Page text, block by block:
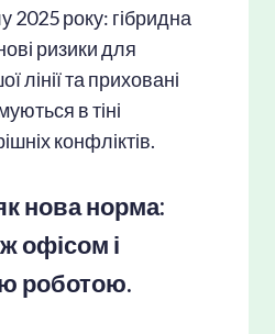
2025 року: гібридна
ризики для
лінії та приховані
в тіні
конфліктів.
нова норма:
офісом і
роботою.